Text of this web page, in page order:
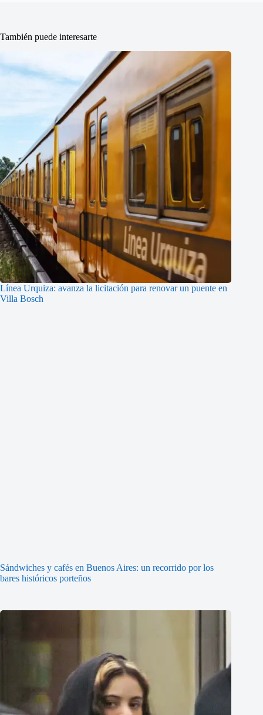
También puede interesarte
Línea Urquiza: avanza la licitación para renovar un puente en
Villa Bosch
Sándwiches y cafés en Buenos Aires: un recorrido por los
bares históricos porteños